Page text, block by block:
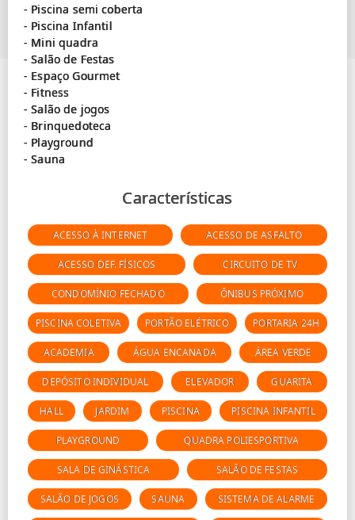
- Piscina semi coberta
- Piscina Infantil
- Mini quadra
- Salão de Festas
- Espaço Gourmet
- Fitness
- Salão de jogos
- Brinquedoteca
- Playground
Características
ACESSO À INTERNET ACESSO DE ASFALTO
ACESSO DEF. FÍSICOS CIRCUITO DE TV
CONDOMÍNIO FECHADO ÔNIBUS PRÓXIMO
PISCINA COLETIVA PORTÃO ELÉTRICO PORTARIA 24H
ACADEMIA ÁGUA ENCANADA ÁREA VERDE
DEPÓSITO INDIVIDUAL ELEVADOR GUARITA
HALL JARDIM PISCINA PISCINA INFANTIL
PLAYGROUND QUADRA POLIESPORTIVA
SALA DE GINÁSTICA SALÃO DE FESTAS
SALÃO DE JOGOS SAUNA SISTEMA DE ALARME